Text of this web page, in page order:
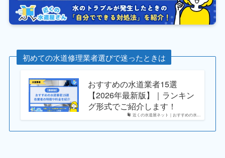
初めての水道修理業者選びで迷ったときは
近くの水道屋ネット｜おすすめの水...
おすすめの水道業者15選
【2026年最新版】｜ランキン
グ形式でご紹介します！